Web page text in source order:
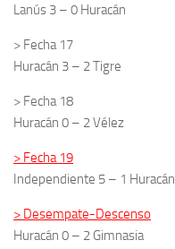
Lanús 3 – 0 Huracán
> Fecha 17
Huracán 3 – 2 Tigre
> Fecha 18
Huracán 0 – 2 Vélez
> Fecha 19
Independiente 5 – 1 Huracán
> Desempate-Descenso
Huracán 0 – 2 Gimnasia